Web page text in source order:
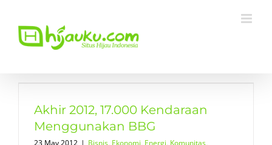
content
Akhir 2012, 17.000 Kendaraan
Menggunakan BBG
23 May 2012 | Bisnis, Ekonomi, Energi, Komunitas,